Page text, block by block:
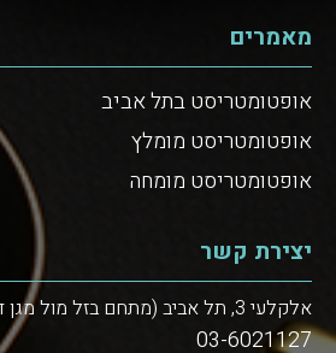
מאמרים
אופטומטריסט בתל אביב
אופטומטריסט מומלץ
אופטומטריסט מומחה
יצירת קשר
אלקלעי 3, תל אביב (מתחם בזל מול מגן דוד)
03-6021127